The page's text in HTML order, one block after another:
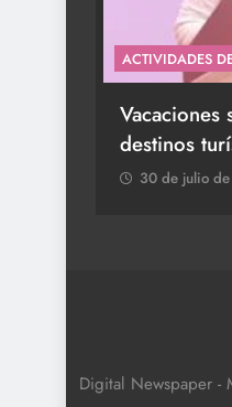
ACTIVIDADES
Entrega
30 de julio
Digital Newspaper -